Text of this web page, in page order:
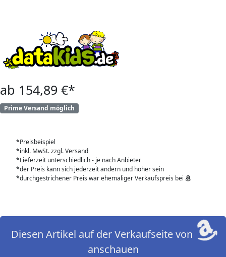
ab 154,89 €*
Prime Versand möglich
*Preisbeispiel
*inkl. MwSt. zzgl. Versand
*Lieferzeit unterschiedlich - je nach Anbieter
*der Preis kann sich jederzeit ändern und höher sein
*durchgestrichener Preis war ehemaliger Verkaufspreis bei
Diesen Artikel auf der Verkaufseite von
anschauen